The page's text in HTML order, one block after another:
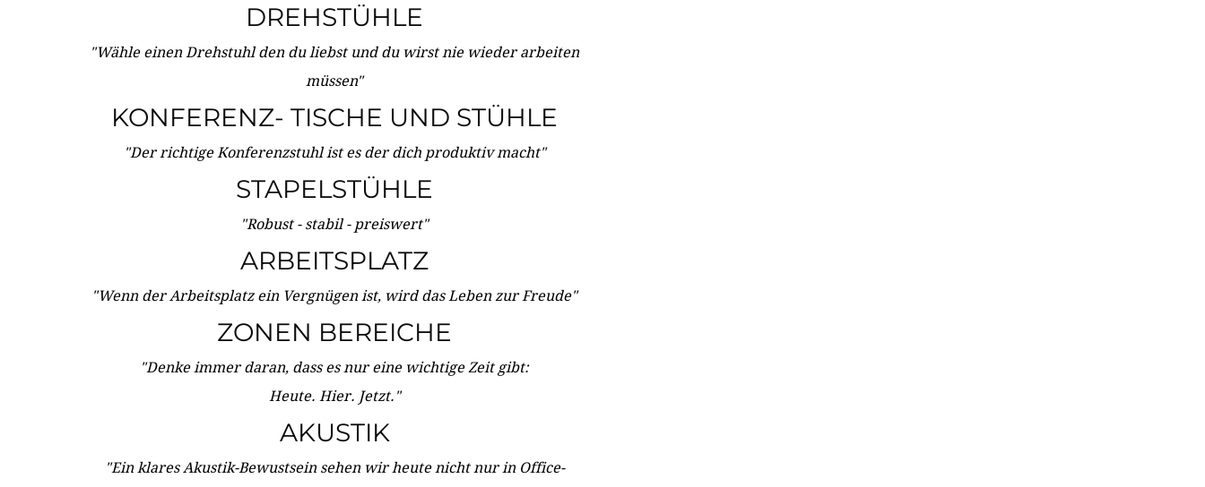
DREHSTÜHLE
"Wähle einen Drehstuhl den du liebst und du wirst nie wieder arbeiten
müssen"
KONFERENZ- TISCHE UND STÜHLE
"Der richtige Konferenzstuhl ist es der dich produktiv macht"
STAPELSTÜHLE
"Robust - stabil - preiswert"
ARBEITSPLATZ
"Wenn der Arbeitsplatz ein Vergnügen ist, wird das Leben zur Freude"
ZONEN BEREICHE
"Denke immer daran, dass es nur eine wichtige Zeit gibt:
Heute. Hier. Jetzt."
AKUSTIK
"Ein klares Akustik-Bewustsein sehen wir heute nicht nur in Office-